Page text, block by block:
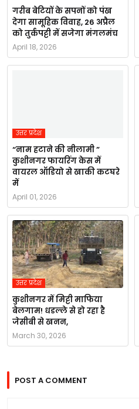
गरीब बेटियों के सपनों को पंख
देगा सामूहिक विवाह, 26 अप्रैल
को तुर्कपट्टी में सजेगा मंगलमंच
April 18, 2026
उत्तर प्रदेश
“नाम हटाने की नीलामी ”
कुशीनगर फायरिंग केस में
वायरल ऑडियो से खाकी कटघरे
में
April 01, 2026
उत्तर प्रदेश
कुशीनगर में मिट्टी माफिया
बेलगाम! धडल्ले से हो रहा है
जेसीबी से खनन,
March 30, 2026
POST A COMMENT